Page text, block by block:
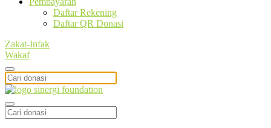
Daftar Rekening
Daftar QR Donasi
Zakat-Infak
Wakaf